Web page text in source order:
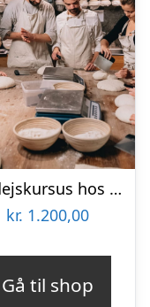
Surdejskursus hos La Cabra Bakery
kr. 1.200,00
Gå til shop